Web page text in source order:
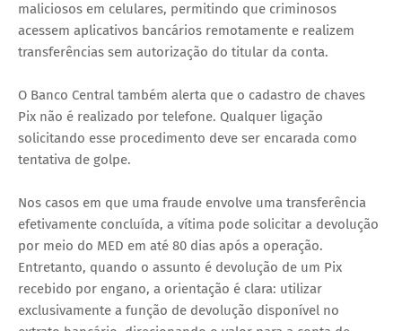
maliciosos em celulares, permitindo que criminosos
acessem aplicativos bancários remotamente e realizem
transferências sem autorização do titular da conta.
O Banco Central também alerta que o cadastro de chaves
Pix não é realizado por telefone. Qualquer ligação
solicitando esse procedimento deve ser encarada como
tentativa de golpe.
Nos casos em que uma fraude envolve uma transferência
efetivamente concluída, a vítima pode solicitar a devolução
por meio do MED em até 80 dias após a operação.
Entretanto, quando o assunto é devolução de um Pix
recebido por engano, a orientação é clara: utilizar
exclusivamente a função de devolução disponível no